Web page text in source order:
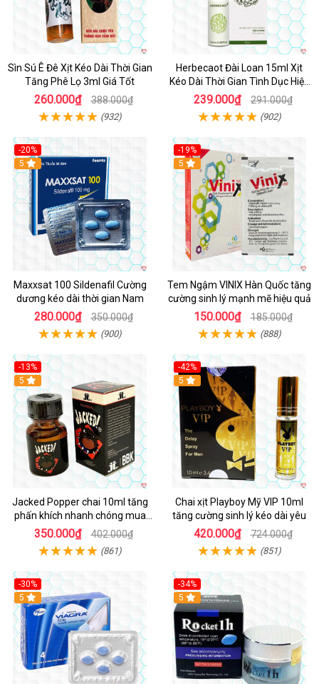
Sìn Sú Ê Đê Xịt Kéo Dài Thời Gian
Tăng Phê Lọ 3ml Giá Tốt
260.000₫ 388.000₫
(932)
Herbecaot Đài Loan 15ml Xịt
Kéo Dài Thời Gian Tình Dục Hiệu
Quả
239.000₫ 291.000₫
(902)
-20%
5
Maxxsat 100 Sildenafil Cường
dương kéo dài thời gian Nam
280.000₫ 350.000₫
(900)
-19%
5
Tem Ngậm VINIX Hàn Quốc tăng
cường sinh lý mạnh mẽ hiệu quả
150.000₫ 185.000₫
(888)
-13%
5
Jacked Popper chai 10ml tăng
phấn khích nhanh chóng mua
ngay
350.000₫ 402.000₫
(861)
-42%
5
Chai xịt Playboy Mỹ VIP 10ml
tăng cường sinh lý kéo dài yêu
420.000₫ 724.000₫
(851)
-30%
5
-34%
5